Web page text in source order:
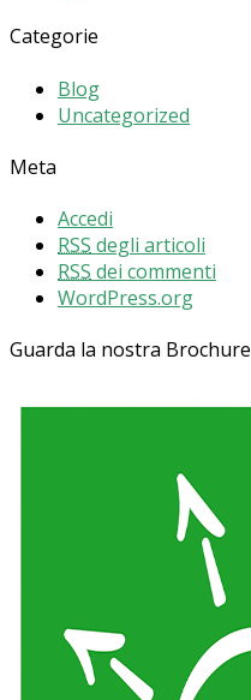
Categorie
Blog
Uncategorized
Meta
Accedi
RSS degli articoli
RSS dei commenti
WordPress.org
Guarda la nostra Brochure